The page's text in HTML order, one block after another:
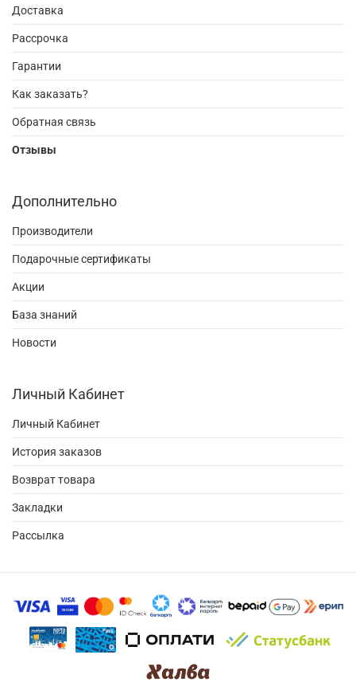
Доставка
Рассрочка
Гарантии
Как заказать?
Обратная связь
Отзывы
Дополнительно
Производители
Подарочные сертификаты
Акции
База знаний
Новости
Личный Кабинет
Личный Кабинет
История заказов
Возврат товара
Закладки
Рассылка